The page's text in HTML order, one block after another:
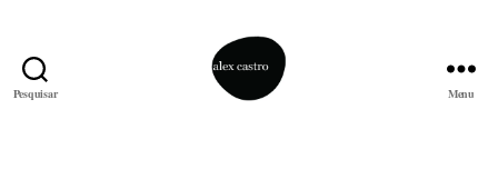
Pesquisar Menu